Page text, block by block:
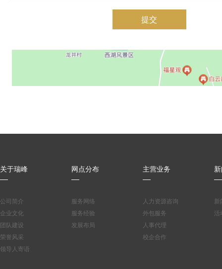
提交
关于瑞峰
公司简介
企业文化
团队建设
荣誉风采
领导人寄语
网点分布
服务网络
服务经验
发展布局
主营业务
人力资源咨询
外包服务
人事代理
校企合作
新
活